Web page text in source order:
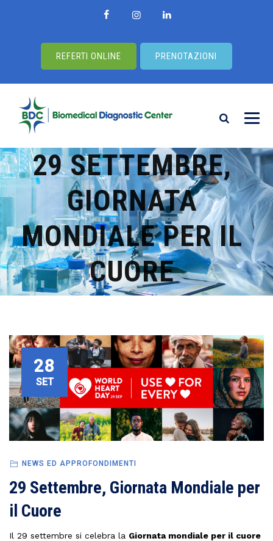
REFERTI ONLINE PRENOTAZIONI
29 SETTEMBRE,
GIORNATA
MONDIALE PER IL
CUORE
28
SET
NEWS ED APPROFONDIMENTI
29 Settembre, Giornata Mondiale per
il Cuore
Il 29 settembre si celebra la Giornata mondiale per il cuore